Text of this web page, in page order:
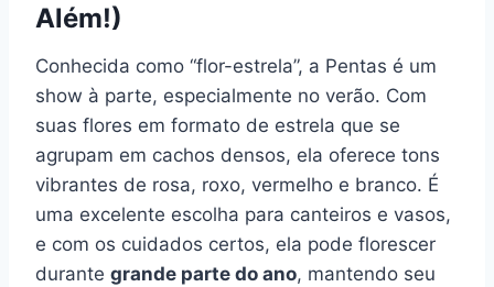
Além!)
Conhecida como “flor-estrela”, a Pentas é um
show à parte, especialmente no verão. Com
suas flores em formato de estrela que se
agrupam em cachos densos, ela oferece tons
vibrantes de rosa, roxo, vermelho e branco. É
uma excelente escolha para canteiros e vasos,
e com os cuidados certos, ela pode florescer
durante grande parte do ano, mantendo seu